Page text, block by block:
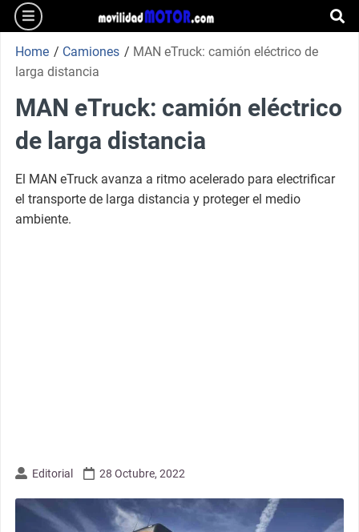
Skip
to
content
burger
Home / Camiones / MAN eTruck: camión eléctrico de
larga distancia
MAN eTruck: camión eléctrico
de larga distancia
El MAN eTruck avanza a ritmo acelerado para electrificar
el transporte de larga distancia y proteger el medio
ambiente.
Editorial 28 Octubre, 2022